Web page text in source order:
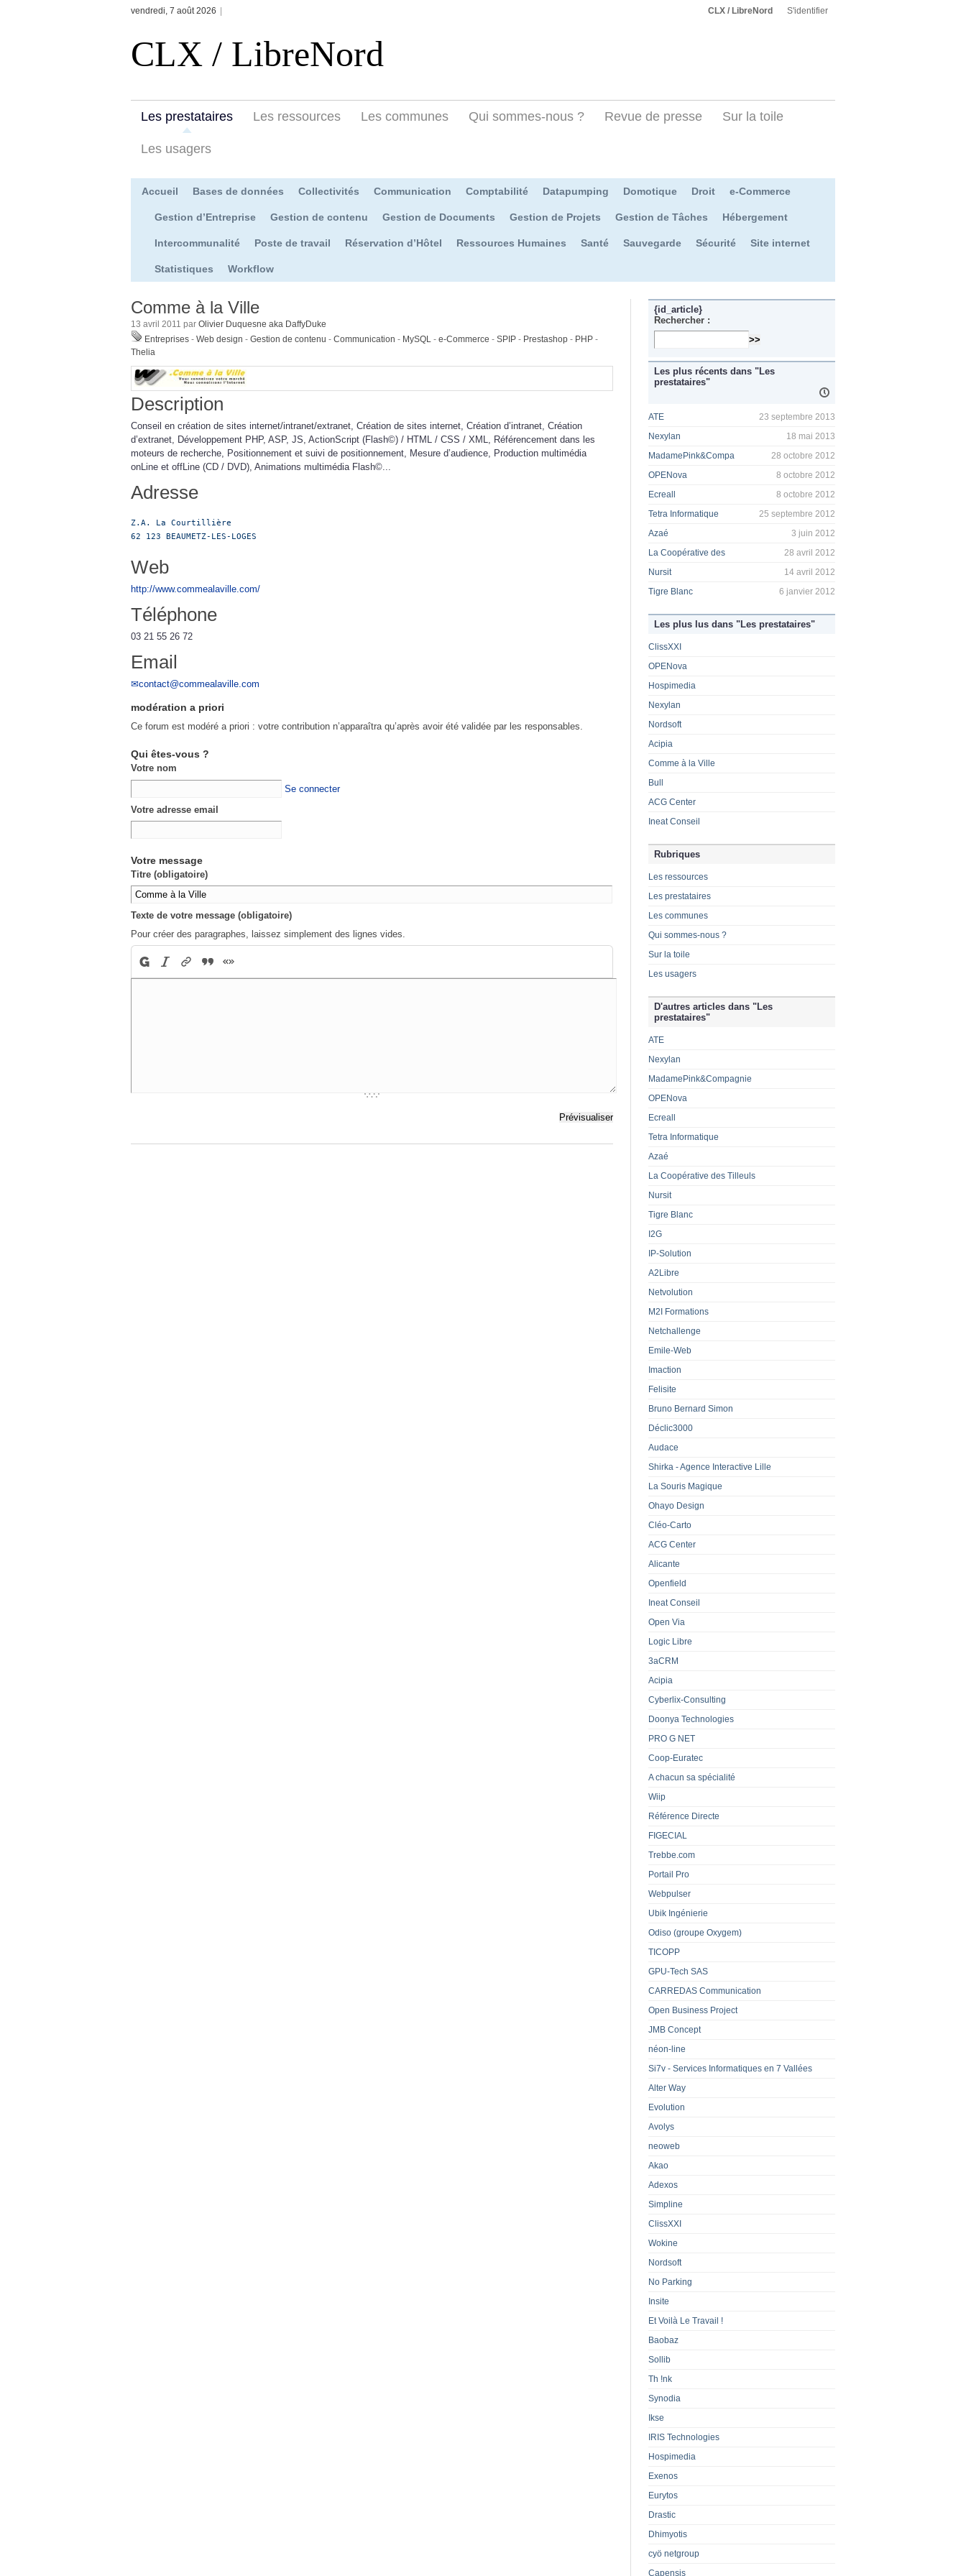
vendredi, 7 août 2026 CLX / LibreNord S'identifier
CLX / LibreNord
Les prestataires Les ressources Les communes Qui sommes-nous ? Revue de presse Sur la toile
Les usagers
Accueil Bases de données Collectivités Communication Comptabilité Datapumping Domotique Droit e-Commerce
Gestion d’Entreprise Gestion de contenu Gestion de Documents Gestion de Projets Gestion de Tâches Hébergement
Intercommunalité Poste de travail Réservation d’Hôtel Ressources Humaines Santé Sauvegarde Sécurité Site internet
Statistiques Workflow
Comme à la Ville
13 avril 2011 par Olivier Duquesne aka DaffyDuke
Entreprises - Web design - Gestion de contenu - Communication - MySQL - e-Commerce - SPIP - Prestashop - PHP -
Thelia
Description
Conseil en création de sites internet/intranet/extranet, Création de sites internet, Création d’intranet, Création
d’extranet, Développement PHP, ASP, JS, ActionScript (Flash©) / HTML / CSS / XML, Référencement dans les
moteurs de recherche, Positionnement et suivi de positionnement, Mesure d’audience, Production multimédia
onLine et offLine (CD / DVD), Animations multimédia Flash©...
Adresse
Z.A. La Courtillière
62 123 BEAUMETZ-LES-LOGES
Web
http://www.commealaville.com/
Téléphone
03 21 55 26 72
Email
contact@commealaville.com
modération a priori
Ce forum est modéré a priori : votre contribution n’apparaîtra qu’après avoir été validée par les responsables.
Qui êtes-vous ?
Votre nom
Se connecter
Votre adresse email
Votre message
Titre (obligatoire)
Texte de votre message (obligatoire)
Pour créer des paragraphes, laissez simplement des lignes vides.
{id_article}
Rechercher :
Les plus récents dans "Les
prestataires"
ATE
23 septembre 2013
Nexylan
18 mai 2013
MadamePink&Compa
28 octobre 2012
OPENova
8 octobre 2012
Ecreall
8 octobre 2012
Tetra Informatique
25 septembre 2012
Azaé
3 juin 2012
La Coopérative des
28 avril 2012
Nursit
14 avril 2012
Tigre Blanc
6 janvier 2012
Les plus lus dans "Les prestataires"
ClissXXI
OPENova
Hospimedia
Nexylan
Nordsoft
Acipia
Comme à la Ville
Bull
ACG Center
Ineat Conseil
Rubriques
Les ressources
Les prestataires
Les communes
Qui sommes-nous ?
Sur la toile
Les usagers
D'autres articles dans "Les
prestataires"
ATE
Nexylan
MadamePink&Compagnie
OPENova
Ecreall
Tetra Informatique
Azaé
La Coopérative des Tilleuls
Nursit
Tigre Blanc
I2G
IP-Solution
A2Libre
Netvolution
M2I Formations
Netchallenge
Emile-Web
Imaction
Felisite
Bruno Bernard Simon
Déclic3000
Audace
Shirka - Agence Interactive Lille‎
La Souris Magique
Ohayo Design
Cléo-Carto
ACG Center
Alicante
Openfield
Ineat Conseil
Open Via
Logic Libre
3aCRM
Acipia
Cyberlix-Consulting
Doonya Technologies
PRO G NET
Coop-Euratec
A chacun sa spécialité
Wiip
Référence Directe
FIGECIAL
Trebbe.com
Portail Pro
Webpulser
Ubik Ingénierie
Odiso (groupe Oxygem)
TICOPP
GPU-Tech SAS
CARREDAS Communication
Open Business Project
JMB Concept
néon-line
Si7v - Services Informatiques en 7 Vallées
Alter Way
Evolution
Avolys
neoweb
Akao
Adexos
Simpline
ClissXXI
Wokine
Nordsoft
No Parking
Insite
Et Voilà Le Travail !
Baobaz
Sollib
Th !nk
Synodia
Ikse
IRIS Technologies
Hospimedia
Exenos
Eurytos
Drastic
Dhimyotis
cyö netgroup
Capensis